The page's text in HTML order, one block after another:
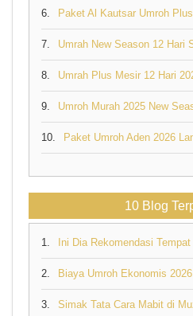
6.
7.
8.
9.
10.
10 Blog
1.
2. Biaya Umroh Ekonomis
3.